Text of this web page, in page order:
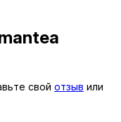
свой отзыв или